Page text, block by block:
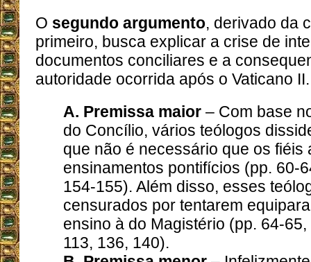
O segundo argumento, derivado da
primeiro, busca explicar a crise de
documentos conciliares e a
autoridade ocorrida após o Vaticano
A. Premissa maior – Com base
do Concílio, vários teólogos
que não é necessário que os fiéis
ensinamentos pontifícios (pp. 60-
154-155). Além disso, esses
censurados por tentarem
ensino à do Magistério (pp. 64-
113, 136, 140).